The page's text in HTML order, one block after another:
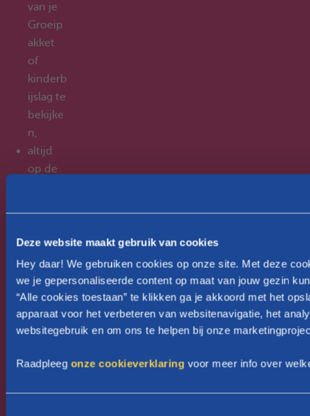
Deze website maakt gebruik van cookies
Hey daar! We gebruiken cookies op onze site. Met deze
we je gepersonaliseerde content op maat van jouw gezin
“Alle cookies toestaan” te klikken ga je akkoord met het
apparaat voor het verbeteren van websitenavigatie, het
websitegebruik en om ons te helpen bij onze
Raadpleeg onze cookieverklaring voor meer info over
van je
Groeip
akket
of
kinderb
ijslag te
bekijke
n,
altijd
op de
nieuws
over je
Groeip
akket
of
kinderb
Raadpl